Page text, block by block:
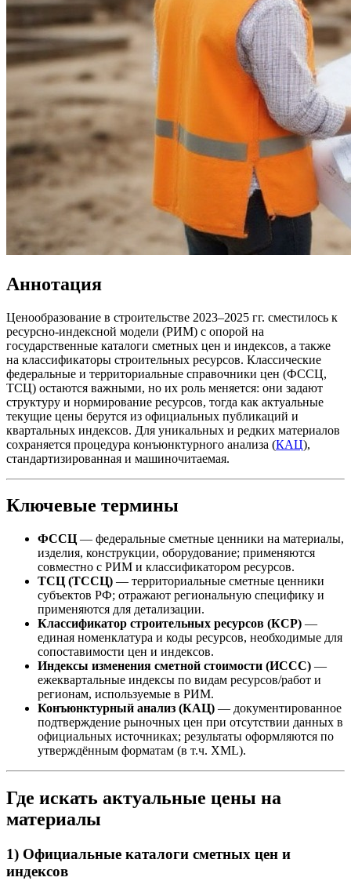
Аннотация
Ценообразование в строительстве 2023–2025 гг. сместилось к
ресурсно-индексной модели (РИМ) с опорой на
государственные каталоги сметных цен и индексов, а также
на классификаторы строительных ресурсов. Классические
федеральные и территориальные справочники цен (ФССЦ,
ТСЦ) остаются важными, но их роль меняется: они задают
структуру и нормирование ресурсов, тогда как актуальные
текущие цены берутся из официальных публикаций и
квартальных индексов. Для уникальных и редких материалов
сохраняется процедура конъюнктурного анализа (КАЦ),
стандартизированная и машиночитаемая.
Ключевые термины
ФССЦ — федеральные сметные ценники на материалы,
изделия, конструкции, оборудование; применяются
совместно с РИМ и классификатором ресурсов.
ТСЦ (ТССЦ) — территориальные сметные ценники
субъектов РФ; отражают региональную специфику и
применяются для детализации.
Классификатор строительных ресурсов (КСР) —
единая номенклатура и коды ресурсов, необходимые для
сопоставимости цен и индексов.
Индексы изменения сметной стоимости (ИССС) —
ежеквартальные индексы по видам ресурсов/работ и
регионам, используемые в РИМ.
Конъюнктурный анализ (КАЦ) — документированное
подтверждение рыночных цен при отсутствии данных в
официальных источниках; результаты оформляются по
утверждённым форматам (в т.ч. XML).
Где искать актуальные цены на
материалы
1) Официальные каталоги сметных цен и
индексов